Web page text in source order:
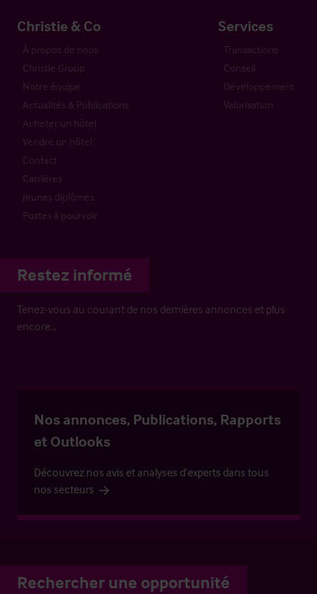
Christie & Co
À propos de nous
Christie Group
Notre équipe
Actualités & Publications
Acheter un hôtel
Vendre un hôtel
Contact
Carrières
Jeunes diplômés
Postes à pourvoir
Services
Transactions
Conseil
Développement
Valorisation
Restez informé
Tenez-vous au courant de nos dernières annonces et plus
encore…
Nos annonces, Publications, Rapports
et Outlooks
Découvrez nos avis et analyses d’experts dans tous
nos secteurs
Rechercher une opportunité